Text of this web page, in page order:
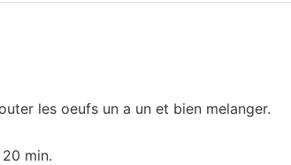
les oeufs un a un et bien melanger.
min.